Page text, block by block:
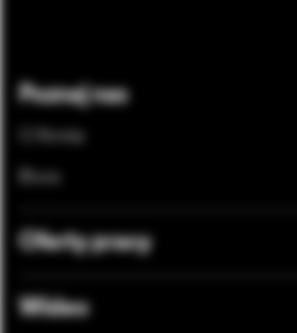
Bottom footer menu
Poznaj nas
Oferty pracy
Wideo